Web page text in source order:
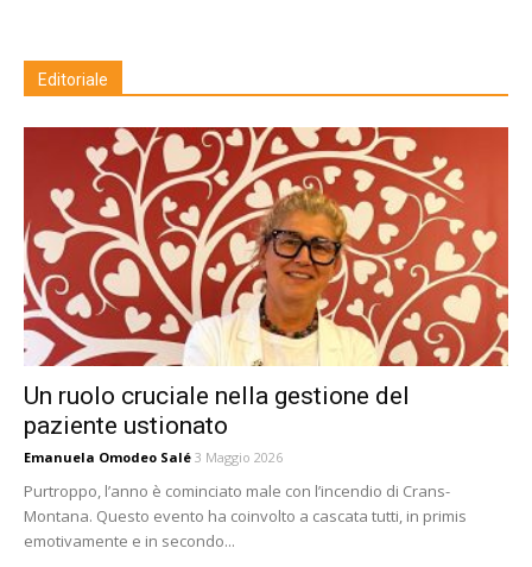
Editoriale
Un ruolo cruciale nella gestione del
paziente ustionato
Emanuela Omodeo Salé 3 Maggio 2026
Purtroppo, l’anno è cominciato male con l’incendio di Crans-
Montana. Questo evento ha coinvolto a cascata tutti, in primis
emotivamente e in secondo...